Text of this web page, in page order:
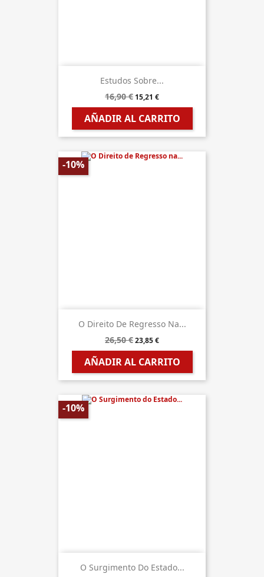
Estudos Sobre...
16,90 € 15,21 €
AÑADIR AL CARRITO
O Direito De Regresso Na...
26,50 €23,85 €
AÑADIR AL CARRITO
-10%
O Surgimento Do Estado...
-10%